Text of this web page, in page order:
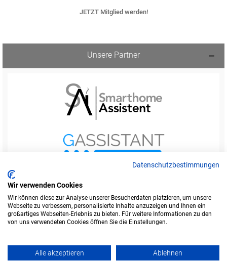
JETZT Mitglied werden!
Unsere Partner
Startseite Foren-Übersicht
Legende Kontakt
Werbung buchen
Datenschutzbestimmungen
Wir verwenden Cookies
Wir können diese zur Analyse unserer Besucherdaten platzieren, um unsere
Webseite zu verbessern, personalisierte Inhalte anzuzeigen und Ihnen ein
großartiges Webseiten-Erlebnis zu bieten. Für weitere Informationen zu den
von uns verwendeten Cookies öffnen Sie die Einstellungen.
Alle akzeptieren Ablehnen